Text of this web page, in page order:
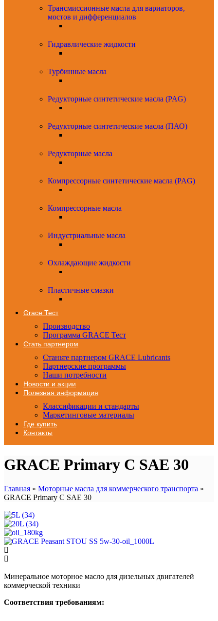
Трансмиссионные масла для вариаторов,
мостов и дифференциалов
Гидравлические жидкости
Турбинные масла
Редукторные синтетические масла (PAG)
Редукторные синтетические масла (ПАО)
Редукторные масла
Компрессорные синтетические масла (PAG)
Компрессорные масла
Индустриальные масла
Охлаждающие жидкости
Пластичные смазки
Grace Тест
Производство
Программа GRACE Тест
Стать партнером
Станьте партнером GRACE Lubricants
Партнерские программы
Наши потребности
Новости и акции
Полезная информация
Классификации и стандарты
Маркетинговые материалы
Где купить
Контакты
GRACE Primary C SAE 30
Главная » Моторные масла для коммерческого транспорта »
GRACE Primary C SAE 30
Минеральное моторное масло для дизельных двигателей
коммерческой техники
Соответствия требованиям: